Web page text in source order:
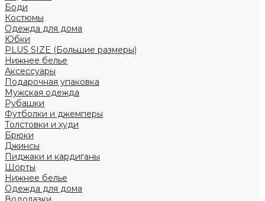
Боди
Костюмы
Одежда для дома
Юбки
PLUS SIZE (Большие размеры)
Нижнее белье
Аксессуары
Подарочная упаковка
Мужская одежда
Рубашки
Футболки и джемперы
Толстовки и худи
Брюки
Джинсы
Пиджаки и кардиганы
Шорты
Нижнее белье
Одежда для дома